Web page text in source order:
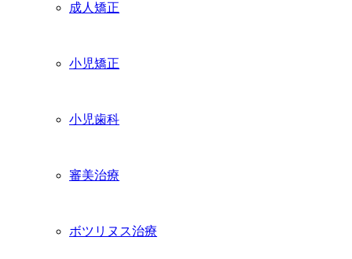
成人矯正
小児矯正
小児歯科
審美治療
ボツリヌス治療